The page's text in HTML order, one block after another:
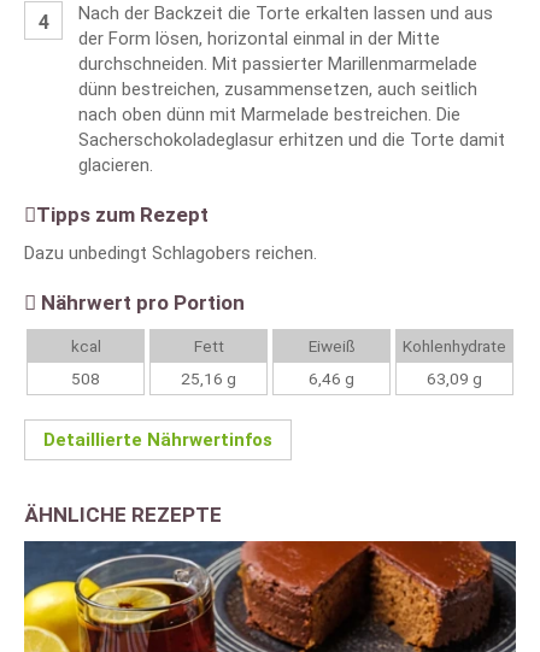
Nach der Backzeit die Torte erkalten lassen und aus
der Form lösen, horizontal einmal in der Mitte
durchschneiden. Mit passierter Marillenmarmelade
dünn bestreichen, zusammensetzen, auch seitlich
nach oben dünn mit Marmelade bestreichen. Die
Sacherschokoladeglasur erhitzen und die Torte damit
glacieren.
Tipps zum Rezept
Dazu unbedingt Schlagobers reichen.
Nährwert pro Portion
kcal
508
Fett
25,16 g
Eiweiß
6,46 g
Kohlenhydrate
63,09 g
Detaillierte Nährwertinfos
ÄHNLICHE REZEPTE